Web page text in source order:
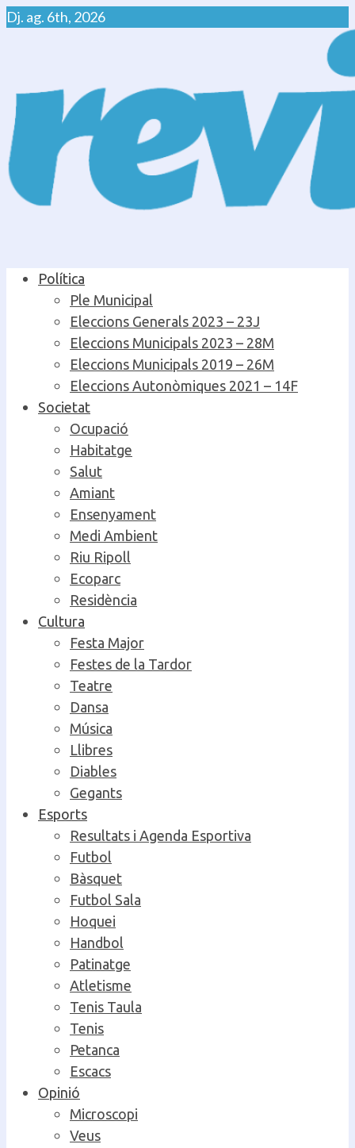
Skip
Dj. ag. 6th, 2026
PrimaryPolítica
Ple Municipal
Eleccions Generals 2023 – 23J
Eleccions Municipals 2023 – 28M
Eleccions Municipals 2019 – 26M
Eleccions Autonòmiques 2021 – 14F
Societat
Ocupació
Habitatge
Salut
Amiant
Ensenyament
Medi Ambient
Riu Ripoll
Ecoparc
Residència
Cultura
Festa Major
Festes de la Tardor
Teatre
Dansa
Música
Llibres
Diables
Gegants
Esports
Resultats i Agenda Esportiva
Futbol
Bàsquet
Futbol Sala
Hoquei
Handbol
Patinatge
Atletisme
Tenis Taula
Tenis
Petanca
Escacs
Opinió
Microscopi
Veus